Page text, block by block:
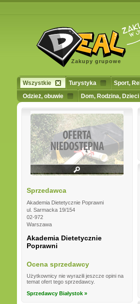
Zakupy grupowe
Wszystkie Turystyka Sport,
Odzież, obuwie
Dom, Rodzina, Dzieci
Sprzedawca
Akademia Dietetycznie Poprawni
ul. Sarmacka 19/154
02-972
Warszawa
Akademia Dietetycznie
Poprawni
Ocena sprzedawcy
Użytkownicy nie wyrazili jeszcze opini na
temat ofert tego sprzedawcy.
Sprzedawcy Białystok »